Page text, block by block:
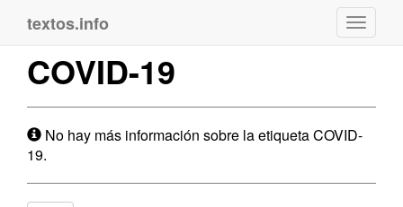
textos.info
COVID-19
No hay más información sobre la etiqueta COVID-
19.